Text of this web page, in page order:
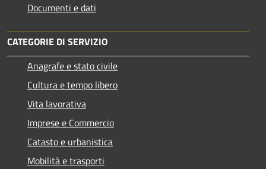
Documenti e dati
CATEGORIE DI SERVIZIO
Anagrafe e stato civile
Cultura e tempo libero
Vita lavorativa
Imprese e Commercio
Catasto e urbanistica
Mobilità e trasporti